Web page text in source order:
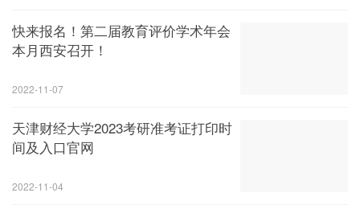
快来报名！第二届教育评价学术年会
本月西安召开！
2022-11-07
天津财经大学2023考研准考证打印时
间及入口官网
2022-11-04